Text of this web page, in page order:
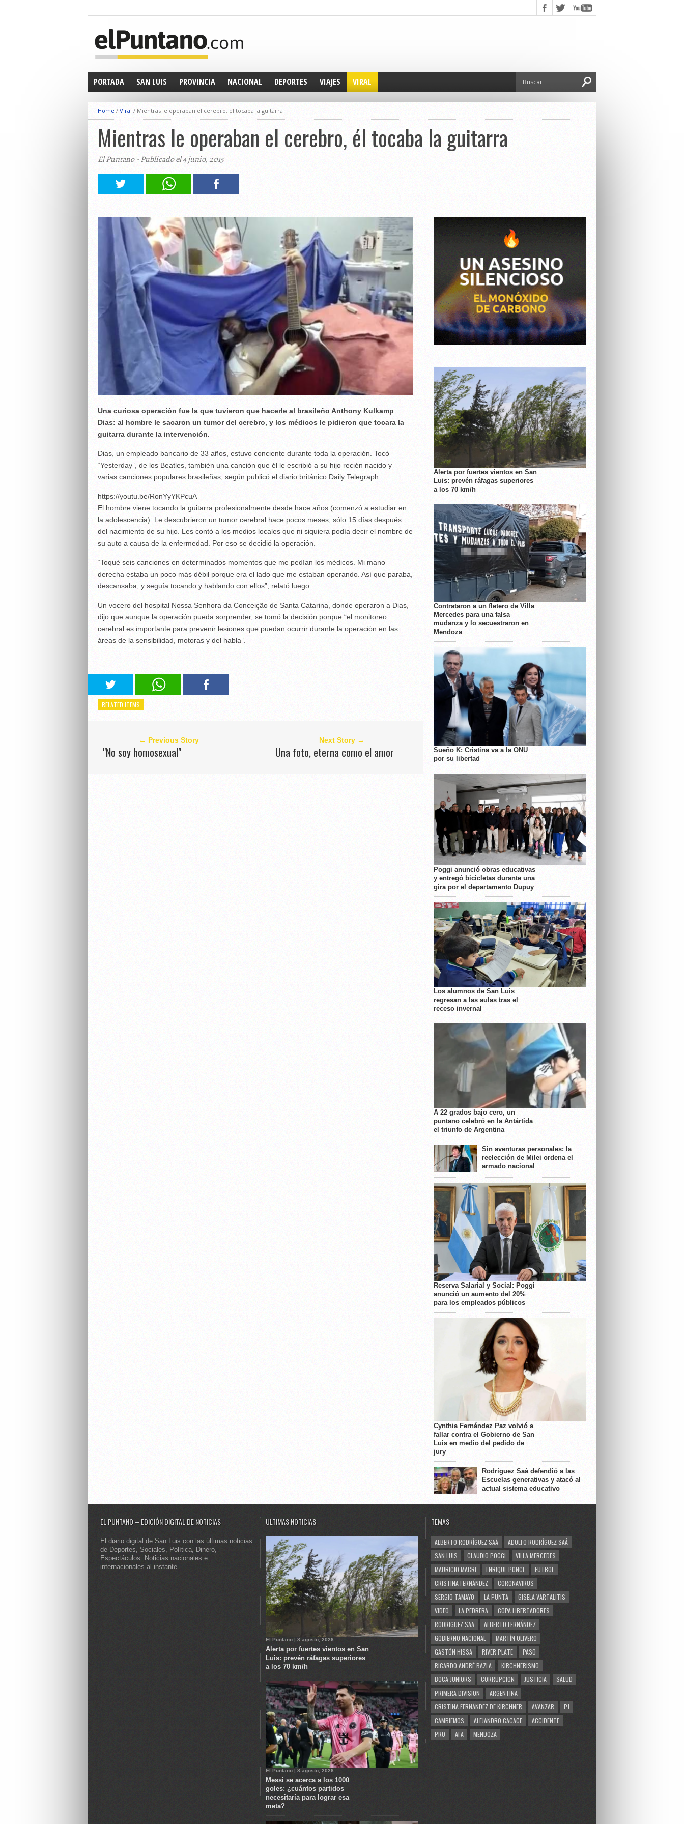
PORTADA SAN LUIS PROVINCIA NACIONAL DEPORTES VIAJES VIRAL
Home / Viral / Mientras le operaban el cerebro, él tocaba la guitarra
Mientras le operaban el cerebro, él tocaba la guitarra
El Puntano - Publicado el 4 junio, 2015
Una curiosa operación fue la que tuvieron que hacerle al brasileño Anthony Kulkamp
Dias: al hombre le sacaron un tumor del cerebro, y los médicos le pidieron que tocara la
guitarra durante la intervención.
Dias, un empleado bancario de 33 años, estuvo conciente durante toda la operación. Tocó
“Yesterday”, de los Beatles, también una canción que él le escribió a su hijo recién nacido y
varias canciones populares brasileñas, según publicó el diario británico Daily Telegraph.
https://youtu.be/RonYyYKPcuA
El hombre viene tocando la guitarra profesionalmente desde hace años (comenzó a estudiar en
la adolescencia). Le descubrieron un tumor cerebral hace pocos meses, sólo 15 días después
del nacimiento de su hijo. Les contó a los medios locales que ni siquiera podía decir el nombre de
su auto a causa de la enfermedad. Por eso se decidió la operación.
“Toqué seis canciones en determinados momentos que me pedían los médicos. Mi mano
derecha estaba un poco más débil porque era el lado que me estaban operando. Así que paraba,
descansaba, y seguía tocando y hablando con ellos”, relató luego.
Un vocero del hospital Nossa Senhora da Conceição de Santa Catarina, donde operaron a Dias,
dijo que aunque la operación pueda sorprender, se tomó la decisión porque “el monitoreo
cerebral es importante para prevenir lesiones que puedan ocurrir durante la operación en las
áreas de la sensibilidad, motoras y del habla”.
RELATED ITEMS
← Previous Story
"No soy homosexual"
Next Story →
Una foto, eterna como el amor
Alerta por fuertes vientos en San
Luis: prevén ráfagas superiores
a los 70 km/h
Contrataron a un fletero de Villa
Mercedes para una falsa
mudanza y lo secuestraron en
Mendoza
Sueño K: Cristina va a la ONU
por su libertad
Poggi anunció obras educativas
y entregó bicicletas durante una
gira por el departamento Dupuy
Los alumnos de San Luis
regresan a las aulas tras el
receso invernal
A 22 grados bajo cero, un
puntano celebró en la Antártida
el triunfo de Argentina
Sin aventuras personales: la
reelección de Milei ordena el
armado nacional
Reserva Salarial y Social: Poggi
anunció un aumento del 20%
para los empleados públicos
Cynthia Fernández Paz volvió a
fallar contra el Gobierno de San
Luis en medio del pedido de
jury
Rodríguez Saá defendió a las
Escuelas generativas y atacó al
actual sistema educativo
EL PUNTANO – EDICIÓN DIGITAL DE NOTICIAS
El diario digital de San Luis con las últimas noticias
de Deportes, Sociales, Política, Dinero,
Espectáculos. Noticias nacionales e
internacionales al instante.
ULTIMAS NOTICIAS
El Puntano | 8 agosto, 2026
Alerta por fuertes vientos en San
Luis: prevén ráfagas superiores
a los 70 km/h
El Puntano | 8 agosto, 2026
Messi se acerca a los 1000
goles: ¿cuántos partidos
necesitaría para lograr esa
meta?
TEMAS
ALBERTO RODRÍGUEZ SAÁ
ADOLFO RODRÍGUEZ SAÁ
SAN LUIS
CLAUDIO POGGI
VILLA MERCEDES
MAURICIO MACRI
ENRIQUE PONCE
FUTBOL
CRISTINA FERNÁNDEZ
CORONAVIRUS
SERGIO TAMAYO
LA PUNTA
GISELA VARTALITIS
VIDEO
LA PEDRERA
COPA LIBERTADORES
RODRIGUEZ SAA
ALBERTO FERNÁNDEZ
GOBIERNO NACIONAL
MARTÍN OLIVERO
GASTÓN HISSA
RIVER PLATE
PASO
RICARDO ANDRÉ BAZLA
KIRCHNERISMO
BOCA JUNIORS
CORRUPCION JUSTICIA
SALUD
PRIMERA DIVISION
ARGENTINA
CRISTINA FERNÁNDEZ DE KIRCHNER
AVANZAR
PJ
CAMBIEMOS
ALEJANDRO CACACE
ACCIDENTE
PRO
AFA MENDOZA